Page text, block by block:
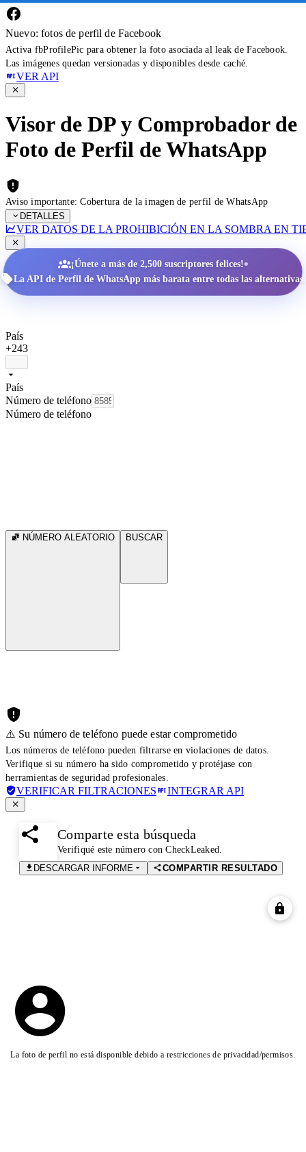
Nuevo: fotos de perfil de Facebook
Activa fbProfilePic para obtener la foto asociada al leak de Facebook.
Las imágenes quedan versionadas y disponibles desde caché.
VER API
Visor de DP y Comprobador de
Foto de Perfil de WhatsApp
Aviso importante: Cobertura de la imagen de perfil de WhatsApp
DETALLES
VER DATOS DE LA PROHIBICIÓN EN LA SOMBRA EN
¡Únete a más de 2,500 suscriptores felices!•
La API de Perfil de WhatsApp más barata entre todas las alternativas.
País
+243
País
Número de teléfono
Número de teléfono
NÚMERO ALEATORIO BUSCAR
⚠️ Su número de teléfono puede estar comprometido
Los números de teléfono pueden filtrarse en violaciones de datos.
Verifique si su número ha sido comprometido y protéjase con
herramientas de seguridad profesionales.
VERIFICAR FILTRACIONES INTEGRAR API
Comparte esta búsqueda
Verifiqué este número con CheckLeaked.
DESCARGAR INFORME
COMPARTIR RESULTADO
La foto de perfil no está disponible debido a restricciones de privacidad/permisos.